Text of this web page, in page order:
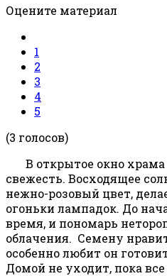
Оцените материал
1
2
3
4
5
(3 голосов)
В открытое окно
свежесть. Восходящее
нежно-розовый цвет,
огоньки лампадок. До
время, и пономарь
облачения. Семену
особенно любит он
Домой не уходит, пока